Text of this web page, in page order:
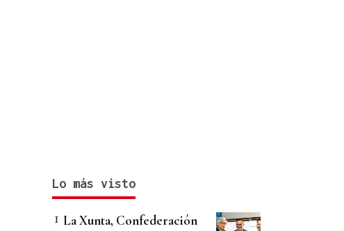
Lo más visto
La Xunta, Confederación